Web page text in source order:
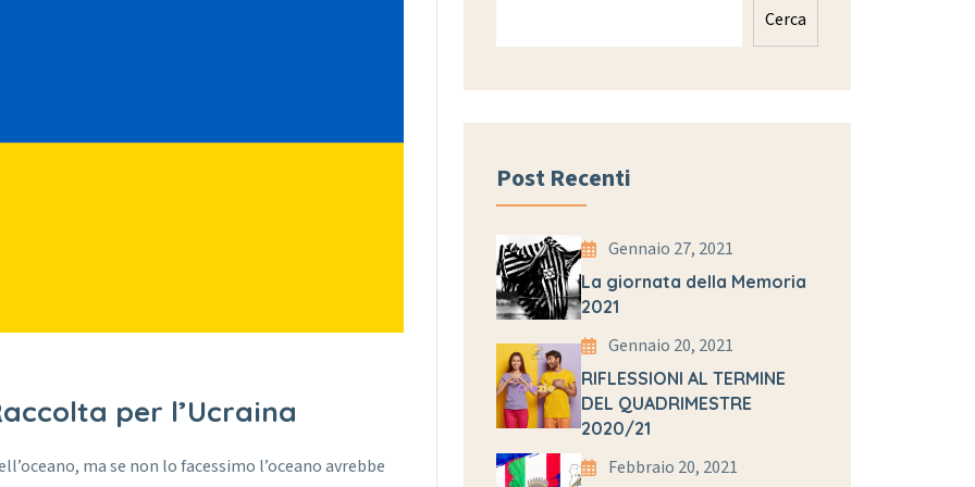
per l’Ucraina
ma se non lo facessimo l’oceano avrebbe
Cerca
Post Recenti
Gennaio 27, 2021
La giornata della Memoria
2021
Gennaio 20, 2021
RIFLESSIONI AL TERMINE
DEL QUADRIMESTRE
2020/21
Febbraio 20, 2021